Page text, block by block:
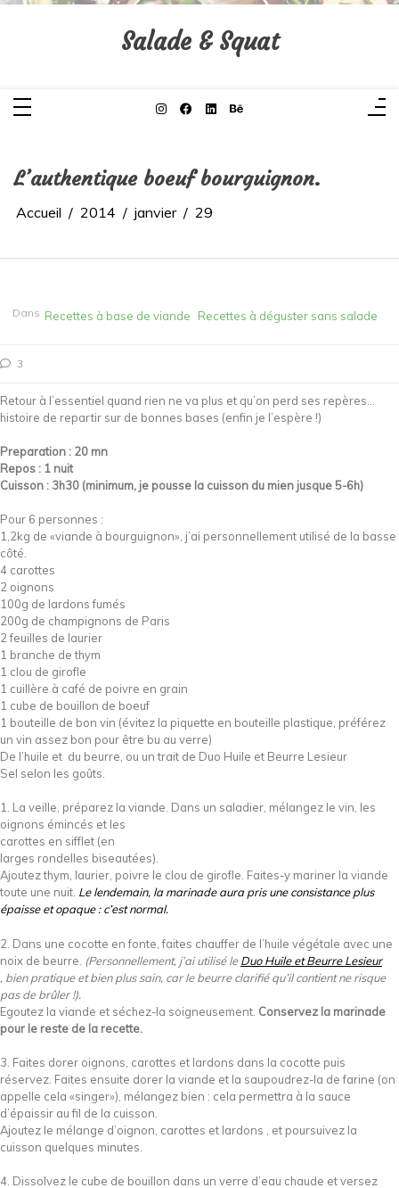
Aller
Salade & Squat
L’authentique boeuf bourguignon.
Accueil 2014 janvier 29
Dans Recettes à base de viande Recettes à déguster sans salade
3
Retour à l’essentiel quand rien ne va plus et qu’on perd ses repères…
histoire de repartir sur de bonnes bases (enfin je l’espère !)
Preparation : 20 mn
Repos : 1 nuit
Cuisson : 3h30 (minimum, je pousse la cuisson du mien jusque 5-6h)
Pour 6 personnes :
1,2kg de «viande à bourguignon», j’ai personnellement utilisé de la basse
côté.
4 carottes
2 oignons
100g de lardons fumés
200g de champignons de Paris
2 feuilles de laurier
1 branche de thym
1 clou de girofle
1 cuillère à café de poivre en grain
1 cube de bouillon de boeuf
1 bouteille de bon vin (évitez la piquette en bouteille plastique, préférez
un vin assez bon pour être bu au verre)
De l’huile et du beurre, ou un trait de Duo Huile et Beurre Lesieur
Sel selon les goûts.
1. La veille, préparez la viande. Dans un saladier, mélangez le vin, les
oignons émincés et les
carottes en sifflet (en
larges rondelles biseautées).
Ajoutez thym, laurier, poivre le clou de girofle. Faites-y mariner la viande
toute une nuit. Le lendemain, la marinade aura pris une consistance plus
épaisse et opaque : c’est normal.
2. Dans une cocotte en fonte, faites chauffer de l’huile végétale avec une
noix de beurre. (Personnellement, j’ai utilisé leDuo Huile et Beurre Lesieur
, bien pratique et bien plus sain, car le beurre clarifié qu’il contient ne risque
pas de brûler !).
Egoutez la viande et séchez-la soigneusement. Conservez la marinade
pour le reste de la recette.
3. Faites dorer oignons, carottes et lardons dans la cocotte puis
réservez. Faites ensuite dorer la viande et la saupoudrez-la de farine (on
appelle cela «singer»), mélangez bien : cela permettra à la sauce
d’épaissir au fil de la cuisson.
Ajoutez le mélange d’oignon, carottes et lardons , et poursuivez la
cuisson quelques minutes.
4. Dissolvez le cube de bouillon dans un verre d’eau chaude et versez